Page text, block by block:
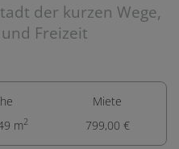
der kurzen Wege,
Freizeit
m2
Miete
799,00 €